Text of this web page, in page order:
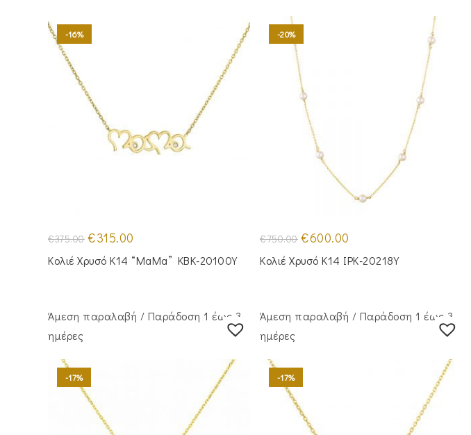
-16%
€375.00 Original
price
was:
€375.00.
€315.00
τιμή
είναι:
Κολιέ Χρυσό Κ14 “MaMa” KBK-20100Y
-20%
€750.00 Original
price
was:
€750.00.
€600.00
τιμή
είναι:
Κολιέ Χρυσό Κ14 IPK-20218Y
Άμεση παραλαβή / Παράδoση 1 έως 3
ημέρες
-17%
Άμεση παραλαβή / Παράδoση 1 έως 3
ημέρες
-17%